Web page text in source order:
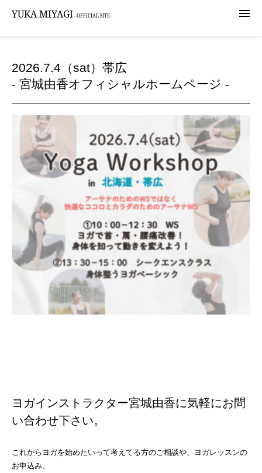

YUKA MIYAGI -OFFICIAL SITE-
2026.7.4（sat）帯広
- 宮城由香オフィシャルホームページ -
ヨガインストラクター宮城由香に気軽にお問
い合わせ下さい。
これからヨガを始めたいって考えてる方のご相談や、ヨガレッスンの
お申込み、